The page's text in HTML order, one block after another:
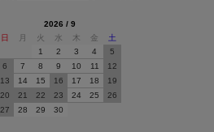
2026 / 9
日
月 火 水 木 金
土
1
2 3 4
5
6
7 8 9 10 11
12
13
14 15 16 17 18
19
20
21 22 23 24 25
26
27
28 29 30